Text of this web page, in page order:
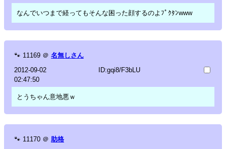
なんでいつまで経ってもそんな困った顔するのよﾌﾟｸﾀﾝwww
🐾 11169 ＠ 名無しさん
2012-09-02
02:47:50
ID:gqi8/F3bLU
とうちゃん意地悪ｗ
🐾 11170 ＠ 助格